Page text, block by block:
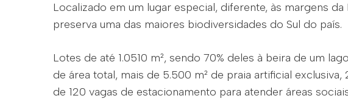
Localizado em um lugar especial, diferente, às margens
preserva uma das maiores biodiversidades do Sul do país.
Lotes de até 1.0510 m², sendo 70% deles à beira de um
de área total, mais de 5.500 m² de praia artificial exclusiva,
de 120 vagas de estacionamento para atender áreas